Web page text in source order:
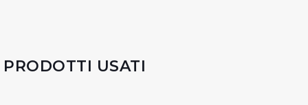
PRODOTTI USATI